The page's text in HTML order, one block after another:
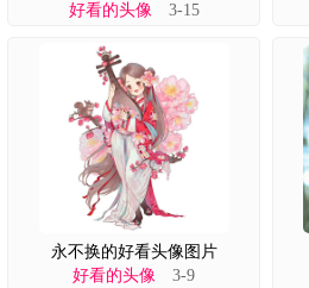
好看的头像3-15
永不换的好看头像图片
好看的头像 3-9